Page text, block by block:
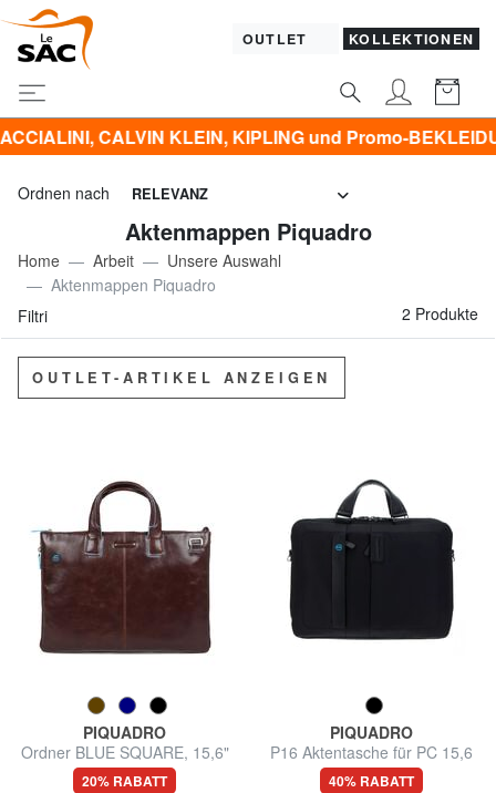
OUTLET KOLLEKTIONEN
CALVIN KLEIN, KIPLING und Promo-BEKLEIDUNG -
Ordnen nach RELEVANZ
Aktenmappen Piquadro
Home Arbeit
Unsere Auswahl
Aktenmappen Piquadro
Filtri
2 Produkte
OUTLET-ARTIKEL ANZEIGEN
PIQUADRO
Ordner BLUE SQUARE, 15,6"
PC-Halter, erweiterbar
20% RABATT
PIQUADRO
P16 Aktentasche für PC 15,6
"- iPad 10,5"
40% RABATT